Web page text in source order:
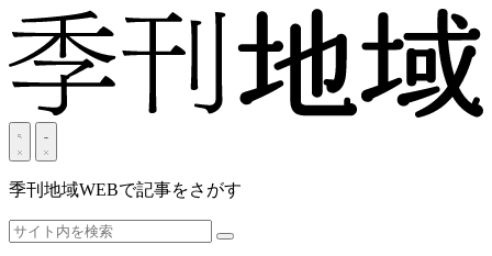
季刊地域WEBで記事をさがす